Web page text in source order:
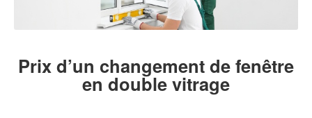
Prix d’un changement de fenêtre
en double vitrage